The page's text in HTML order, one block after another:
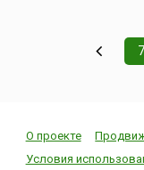
О проекте
Условия